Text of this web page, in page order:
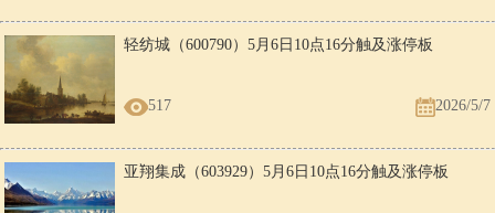
轻纺城（600790）5月6日10点16分触及涨停板
517 2026/5/7
亚翔集成（603929）5月6日10点16分触及涨停板